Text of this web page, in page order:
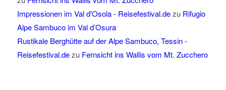
Impressionen im Val d'Osola - Reisefestival.dezu Rifugio
Alpe Sambuco im Val d’Osura
Rustikale Berghütte auf der Alpe Sambuco, Tessin -
Reisefestival.dezu Fernsicht ins Wallis vom Mt. Zucchero